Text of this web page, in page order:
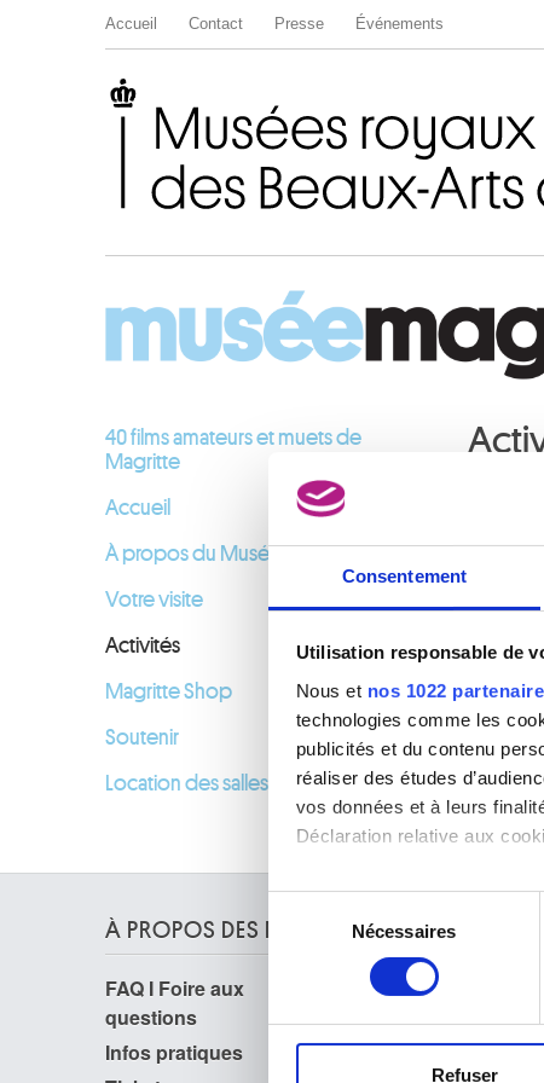
Consentement
Utilisation responsable de
Nous et nos 1022
technologies comme les
publicités et du contenu
réaliser des études
vos données et à leurs
Déclaration relative aux
Si vous le permettez, nous
Collecter des
digitales).
du
consentement
Nécessaires
Refuser
Accueil Contact Presse Événements
40 films amateurs et muets de
Magritte
Accueil
À propos du Musée
Votre visite
Activités
Magritte Shop
Soutenir
Location des salles
À PROPOS DES MUSÉES
FAQ I Foire aux
questions
Infos pratiques
Recherche
La bibliothèque
Publications
Service photographique